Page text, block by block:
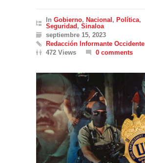
In Gobierno, Nacional , Política,
Seguridad , Sinaloa
septiembre 15, 2023
Redacción Informante Occidente
472 Views
0 comments